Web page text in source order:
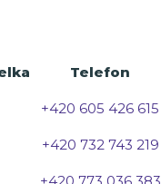
Telefon
+420 605 426 615
+420 732 743 219